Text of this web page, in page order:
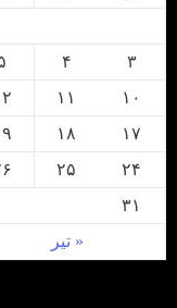
« تیر
۳
۴ ۵
۱۰
۱۱
۱۷
۱۸
۲۴
۲۵
۳۱